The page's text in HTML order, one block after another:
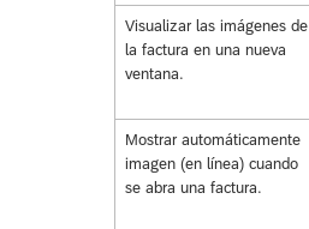
Visualizar las imágenes de
la factura en una nueva
ventana.
Mostrar automáticamente
imagen (en línea) cuando
se abra una factura.